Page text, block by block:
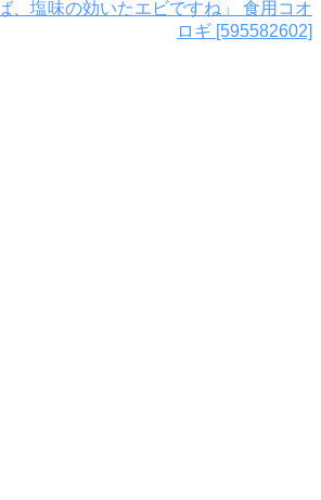
、塩味の効いたエビですね」 食用コオ
ロギ [595582602]